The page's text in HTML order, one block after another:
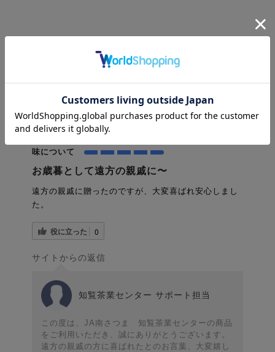
購入確認済み
女性
利用期間:
1年以上〜
購入目的:
お中元 お歳暮
味について
お歳暮として遠方の親戚に〜
遠方の親戚に贈ったのですが、大変喜ばれ安心しまし
た。
役に立った 0
サイトからの返信
知覧茶業センター サポート担当
この度は、JA南さつま 知覧茶業センターの商品
をご利用いただき、誠にありがとうございます。
遠方の親戚の方に喜ばれたとのお言葉、大変嬉し